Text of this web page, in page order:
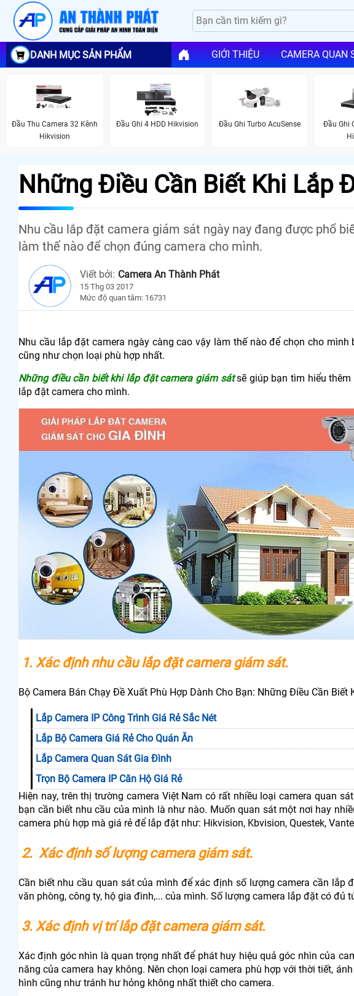
DANH MỤC SẢN PHẨM GIỚI THIỆU CAMERA QUAN
Đầu Thu Camera 32 Kênh
Hikvision
Đầu Ghi 4 HDD Hikvision Đầu Ghi Turbo AcuSense
Đầu Ghi
Những Điều Cần Biết Khi Lắp
Nhu cầu lắp đặt camera giám sát ngày nay đang được phổ
làm thế nào để chọn đúng camera cho mình.
Viết bởi: Camera An Thành Phát
15 Thg 03 2017
Mức độ quan tâm: 16731
Nhu cầu lắp đặt camera ngày càng cao vậy làm thế nào để chọn cho
cũng như chọn loại phù hợp nhất.
Những điều cần biết khi lắp đặt camera giám sátsẽ giúp bạn tìm hiểu thêm
lắp đặt camera cho mình.
1. Xác định nhu cầu lắp đặt camera giám sát.
Bộ Camera Bán Chạy Đề Xuất Phù Hợp Dành Cho Bạn: Những Điều Cần
Lắp Camera IP Công Trình Giá Rẻ Sắc Nét
Lắp Bộ Camera Giá Rẻ Cho Quán Ăn
Lắp Camera Quan Sát Gia Đình
Trọn Bộ Camera IP Căn Hộ Giá Rẻ
Hiện nay, trên thị trường camera Việt Nam có rất nhiều loại camera quan
bạn cần biết nhu cầu của mình là như nào. Muốn quan sát một nơi hay
camera phù hợp mà giá rẻ để lắp đặt như: Hikvision, Kbvision, Questek,
2. Xác định số lượng camera giám sát.
Cần biết nhu cầu quan sát của mình để xác định số lượng camera cần lắp
văn phòng, công ty, hộ gia đình,... của mình. Số lượng camera lắp đặt có đủ
3. Xác định vị trí lắp đặt camera giám sát.
Xác định góc nhìn là quan trọng nhất để phát huy hiệu quả góc nhìn của
năng của camera hay không. Nên chọn loại camera phù hợp với thời tiết,
hình cũng như tránh hư hỏng không nhất thiết cho camera.